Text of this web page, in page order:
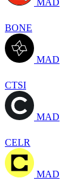
BONE
MAD
CTSI
MAD
CELR
MAD